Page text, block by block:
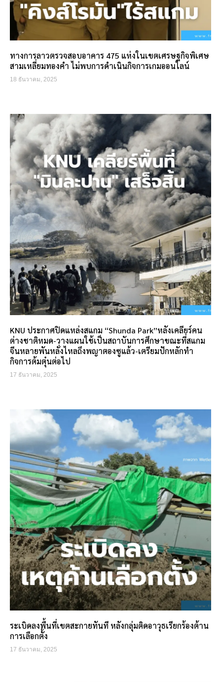
ทางการลาวตรวจสอบอาคาร 475 แห่งในเขตเศรษฐกิจพิเศษ
สามเหลี่ยมทองคำ ไม่พบการดำเนินกิจการเกมออนไลน์
18 ธันวาคม, 2025
KNU ประกาศปิดแหล่งสแกม “Shunda Park”หลังเคลียร์คน
ต่างชาติหมด-วางแผนใช้เป็นสถาบันการศึกษาขณะที่สแกม
จีนหลายพันหลั่งไหลถึงพญาตองซูแล้ว-เตรียมปักหลักทำ
กิจการต้มตุ๋นต่อไป
17 ธันวาคม, 2025
ระเบิดลงพื้นที่เขตสะกายทันที หลังกลุ่มติดอาวุธเรียกร้องต้าน
การเลือกตั้ง
17 ธันวาคม, 2025